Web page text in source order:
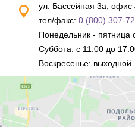
ул. Бассейная 3а, офис
тел/факс: 0 (800) 307-
Понедельник - пятница
Суббота: с 11:00 до
Воскресенье: выходной